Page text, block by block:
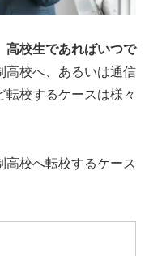
高校生であればいつで
高校へ、あるいは通信
校するケースは様々
高校へ転校するケース